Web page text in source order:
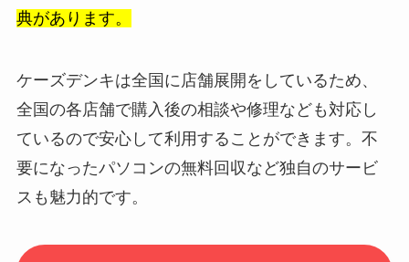
典があります。
ケーズデンキは全国に店舗展開をしているため、
全国の各店舗で購入後の相談や修理なども対応し
ているので安心して利用することができます。不
要になったパソコンの無料回収など独自のサービ
スも魅力的です。